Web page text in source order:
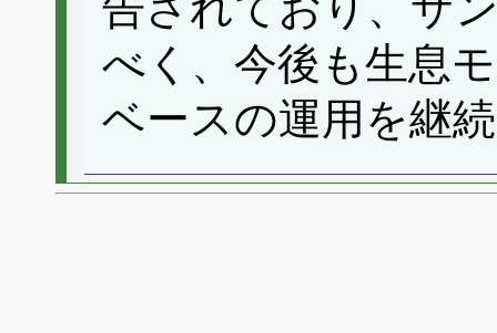
べく、今後も生息
ベースの運用を継